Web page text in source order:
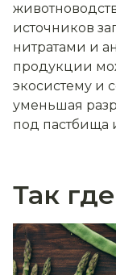
источников
нитратами и
продукции
экосистему и
уменьшая
под пастбища
Так